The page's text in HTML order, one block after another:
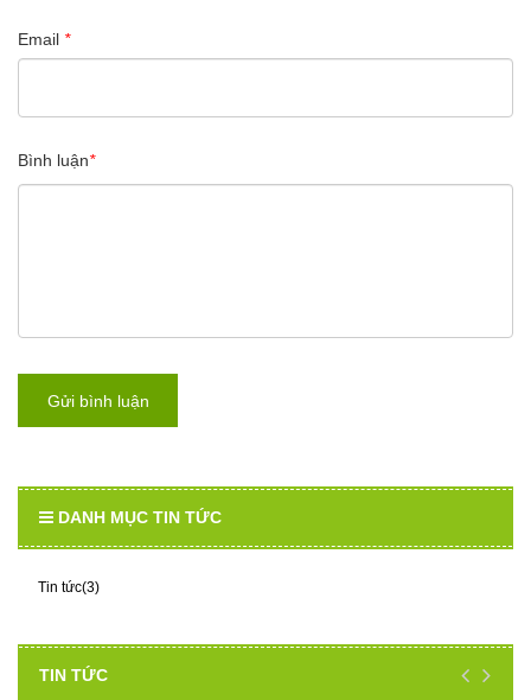
DANH MỤC TIN TỨC
Tin tức(3)
TIN TỨC
Email *
Bình luận*
Gửi bình luận